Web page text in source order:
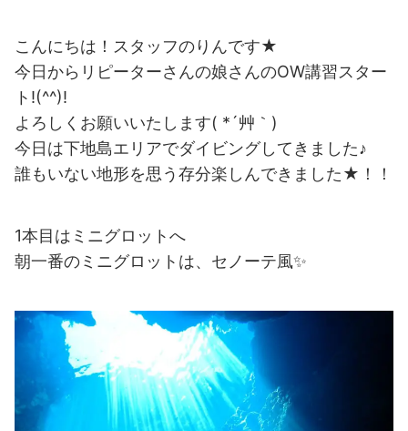
こんにちは！スタッフのりんです★
今日からリピーターさんの娘さんのOW講習スター
ト!(^^)!
よろしくお願いいたします( *´艸｀)
今日は下地島エリアでダイビングしてきました♪
誰もいない地形を思う存分楽しんできました★！！
1本目はミニグロットへ
朝一番のミニグロットは、セノーテ風✨